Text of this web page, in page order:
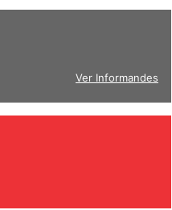
Ver Informandes